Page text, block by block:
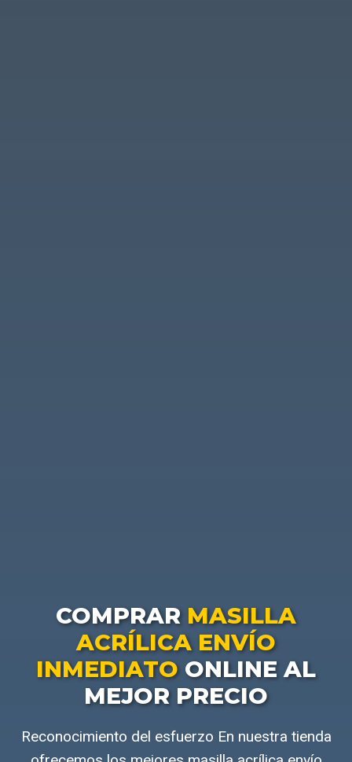
COMPRAR MASILLA
ACRÍLICA ENVÍO
INMEDIATOONLINE AL
MEJOR PRECIO
Reconocimiento del esfuerzo En nuestra tienda